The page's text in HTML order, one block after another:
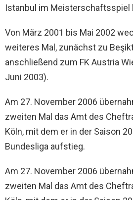
Istanbul im Meisterschaftsspiel
Von März 2001 bis Mai 2002
weiteres Mal, zunächst zu
anschließend zum FK Austria
Juni 2003).
Am 27. November 2006
zweiten Mal das Amt des
Köln, mit dem er in der Saison
Bundesliga aufstieg.
Am 27. November 2006
zweiten Mal das Amt des